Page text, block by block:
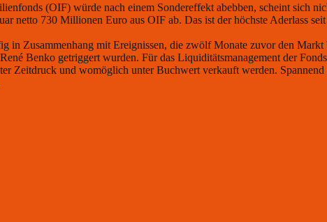
(OIF) würde nach einem Sondereffekt abebben, scheint sich
netto 730 Millionen Euro aus OIF ab. Das ist der höchste Aderlass
in Zusammenhang mit Ereignissen, die zwölf Monate zuvor den
Benko getriggert wurden. Für das Liquiditätsmanagement der
Zeitdruck und womöglich unter Buchwert verkauft werden.